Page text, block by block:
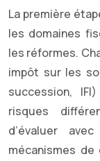
La première
les domaines
les réformes.
impôt sur les
succession,
risques
d’évaluer
mécanismes